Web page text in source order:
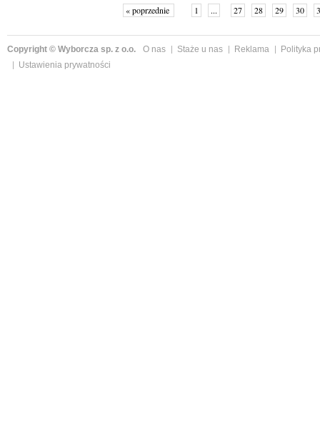
« poprzednie 1 ... 27 28 29 30
Copyright © Wyborcza sp. z o.o. O nas Staże u nas Reklama
Polityka
Ustawienia prywatności